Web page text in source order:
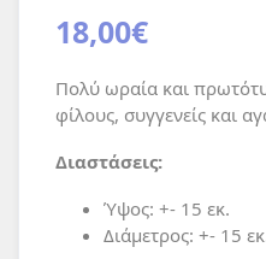
18,00€
Πολύ ωραία και
φίλους, συγγενείς και
Διαστάσεις:
Ύψος: +- 15 εκ.
Διάμετρος: +- 15